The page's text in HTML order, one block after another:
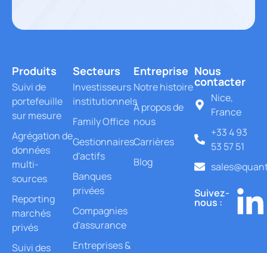
Produits
Suivi de
portefeuille
sur mesure
Agrégation de
données
multi-
sources
Reporting
marchés
privés
Suivi des
Secteurs
Investisseurs
institutionnels
Family Office
Gestionnaires
d'actifs
Banques
privées
Compagnies
d'assurance
Entreprises &
Entreprise
Notre histoire
À propos de
nous
Carrières
Blog
Nous
contacter
Nice,
France
+33 4 93
53 57 51
Suivez-
nous :